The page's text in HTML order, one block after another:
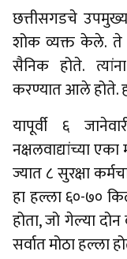
छत्तीसगडचे
शोक व्यक्त केले.
सैनिक होते.
करण्यात आले होते.
यापूर्वी ६
नक्षलवाद्यांच्या
ज्यात ८ सुरक्षा
हा हल्ला ६०-७०
होता, जो गेल्या
सर्वात मोठा हल्ला